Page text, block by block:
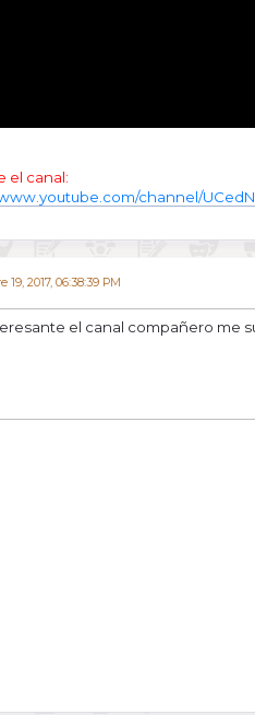
el canal:
channel/
19, 2017, 06:38:39 PM
el canal compañero me